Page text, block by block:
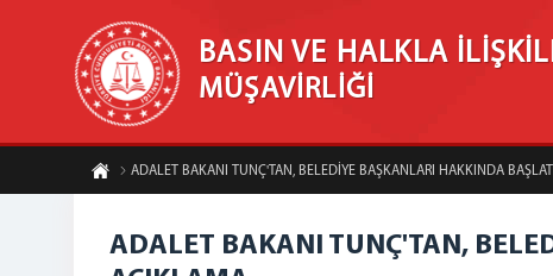
BASIN VE HALKLA
MÜŞAVİRLİĞİ
ADALET BAKANI TUNÇ'TAN, BELEDİYE BAŞKANLARI HAKKINDA
ADALET BAKANI TUNÇ'TAN,